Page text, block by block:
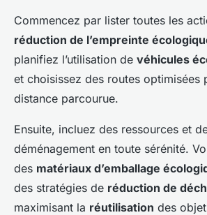
Commencez par lister toutes les
réduction de l’empreinte
planifiez l’utilisation de véhicules
et choisissez des routes optimisées
distance parcourue.
Ensuite, incluez des ressources et
déménagement en toute sérénité.
des matériaux d’emballage
des stratégies de réduction de
maximisant la réutilisation des